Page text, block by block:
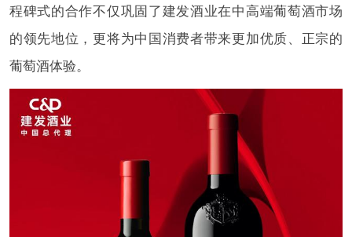
程碑式的合作不仅巩固了建发酒业在中高端葡萄酒市场
的领先地位，更将为中国消费者带来更加优质、正宗的
葡萄酒体验。